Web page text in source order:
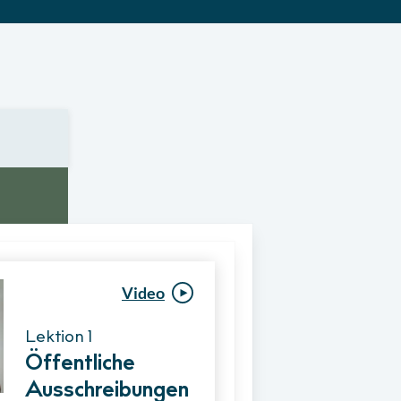
Video
Lektion 1
Öffentliche
AusschreibungenVergabeverfahre